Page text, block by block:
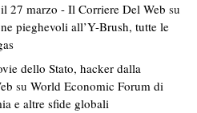
27 marzo - Il Corriere Del Web su
pieghevoli all’Y-Brush, tutte le
dello Stato, hacker dalla
su World Economic Forum di
e altre sfide globali